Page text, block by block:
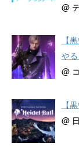
@
【
や
@
【
@